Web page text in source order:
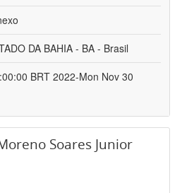
DA BAHIA - BA - Brasil
BRT 2022-Mon Nov 30
Soares Junior